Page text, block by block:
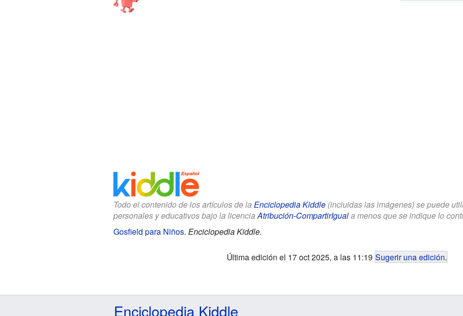
Todo el contenido de los artículos de la Enciclopedia Kiddle(incluidas las imágenes) se puede
personales y educativos bajo la licenciaAtribución-CompartirIguala menos que se indique lo
Gosfield para Niños. Enciclopedia Kiddle.
Última edición el 17 oct 2025, a las 11:19 Sugerir una edición.
Enciclopedia Kiddle